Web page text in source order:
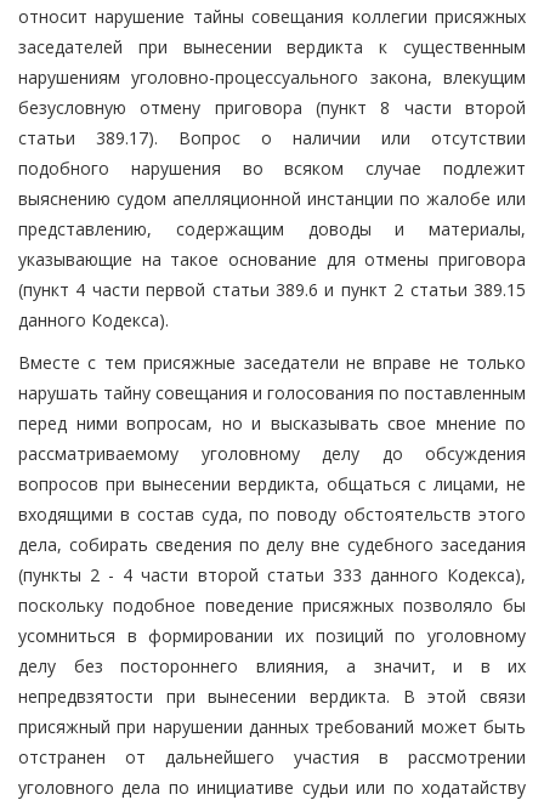
относит нарушение тайны совещания коллегии присяжных
заседателей при вынесении вердикта к существенным
нарушениям уголовно-процессуального закона, влекущим
безусловную отмену приговора (пункт 8 части второй
статьи 389.17). Вопрос о наличии или отсутствии
подобного нарушения во всяком случае подлежит
выяснению судом апелляционной инстанции по жалобе или
представлению, содержащим доводы и материалы,
указывающие на такое основание для отмены приговора
(пункт 4 части первой статьи 389.6 и пункт 2 статьи 389.15
данного Кодекса).
Вместе с тем присяжные заседатели не вправе не только
нарушать тайну совещания и голосования по поставленным
перед ними вопросам, но и высказывать свое мнение по
рассматриваемому уголовному делу до обсуждения
вопросов при вынесении вердикта, общаться с лицами, не
входящими в состав суда, по поводу обстоятельств этого
дела, собирать сведения по делу вне судебного заседания
(пункты 2 - 4 части второй статьи 333 данного Кодекса),
поскольку подобное поведение присяжных позволяло бы
усомниться в формировании их позиций по уголовному
делу без постороннего влияния, а значит, и в их
непредвзятости при вынесении вердикта. В этой связи
присяжный при нарушении данных требований может быть
отстранен от дальнейшего участия в рассмотрении
уголовного дела по инициативе судьи или по ходатайству